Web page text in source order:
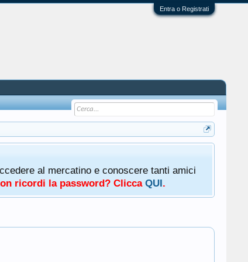
Entra o Registrati
al mercatino e conoscere tanti amici
ricordi la password? CliccaQUI.